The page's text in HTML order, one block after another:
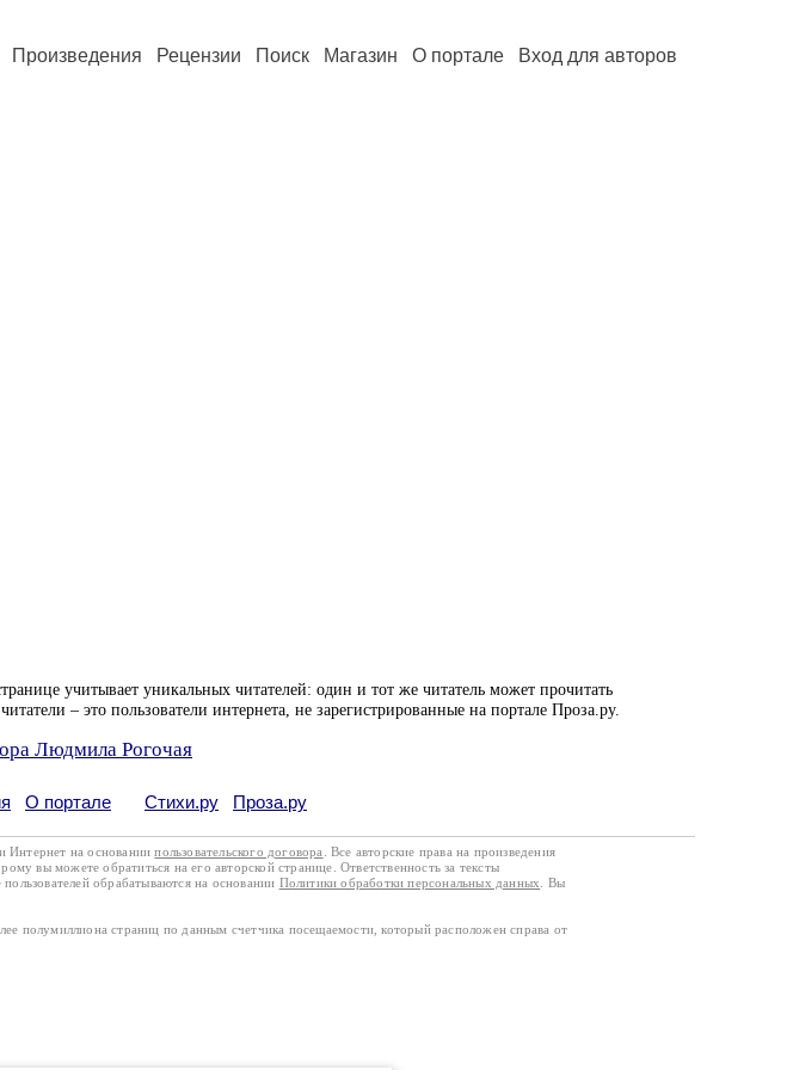
Произведения Рецензии Поиск Магазин О портале Вход для авторов
учитывает уникальных читателей: один и тот же читатель может прочитать
– это пользователи интернета, не зарегистрированные на портале Проза.ру.
Людмила Рогочая
О портале Стихи.ру Проза.ру
Интернет на основаниипользовательского договора
. Все авторские права на произведения
вы можете обратиться на его авторской странице. Ответственность за тексты
пользователей обрабатываются на основании Политики обработки персональных данных
. Вы
полумиллиона страниц по данным счетчика посещаемости, который расположен справа от